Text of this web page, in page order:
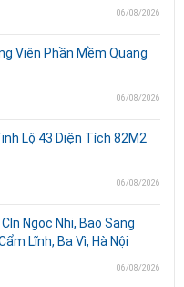
06/08/2026
Viên Phần Mềm Quang
06/08/2026
Lộ 43 Diện Tích 82M2
06/08/2026
Ngọc Nhị, Bao Sang
Lĩnh, Ba Vì, Hà Nội
06/08/2026